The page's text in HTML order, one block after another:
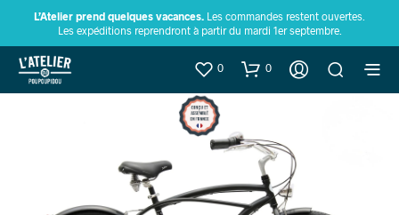
L’Atelier prend quelques vacances. Les commandes restent ouvertes.
Les expéditions reprendront à partir du mardi 1er septembre.
0 0